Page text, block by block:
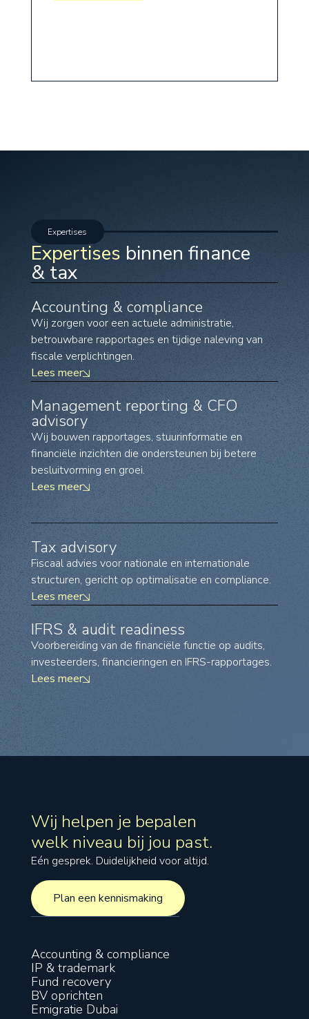
Expertises
Expertises binnen finance
& tax
Accounting & compliance
Wij zorgen voor een actuele administratie,
betrouwbare rapportages en tijdige naleving van
fiscale verplichtingen.
Lees meer
Management reporting & CFO
advisory
Wij bouwen rapportages, stuurinformatie en
financiële inzichten die ondersteunen bij betere
besluitvorming en groei.
Lees meer
Tax advisory
Fiscaal advies voor nationale en internationale
structuren, gericht op optimalisatie en compliance.
Lees meer
IFRS & audit readiness
Voorbereiding van de financiële functie op audits,
investeerders, financieringen en IFRS-rapportages.
Lees meer
Wij helpen je bepalen
welk niveau bij jou past.
Eén gesprek. Duidelijkheid voor altijd.
Plan een kennismaking
Accounting & compliance
IP & trademark
Fund recovery
BV oprichten
Emigratie Dubai